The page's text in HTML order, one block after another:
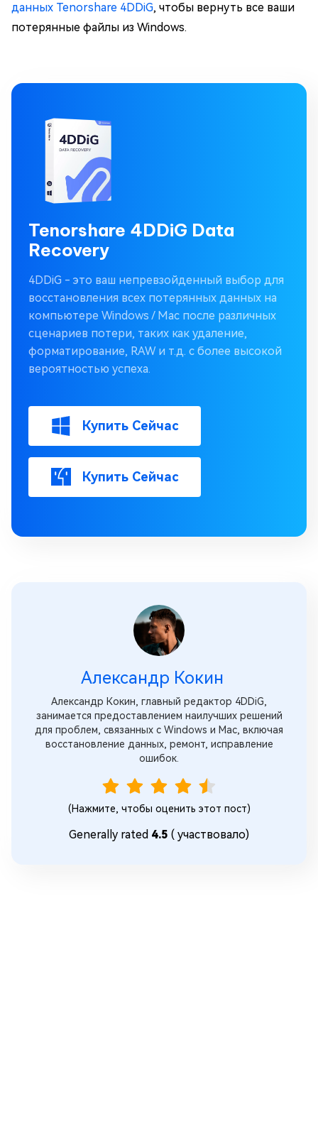
данных Tenorshare 4DDiG, чтобы вернуть все ваши
потерянные файлы из Windows.
Tenorshare 4DDiG Data
Recovery
4DDiG - это ваш непревзойденный выбор для
восстановления всех потерянных данных на
компьютере Windows / Mac после различных
сценариев потери, таких как удаление,
форматирование, RAW и т.д. с более высокой
вероятностью успеха.
Купить Сейчас
Купить Сейчас
Александр Кокин
Александр Кокин, главный редактор 4DDiG,
занимается предоставлением наилучших решений
для проблем, связанных с Windows и Mac, включая
восстановление данных, ремонт, исправление
ошибок.
(Нажмите, чтобы оценить этот пост)
Generally rated 4.5 ( участвовало)